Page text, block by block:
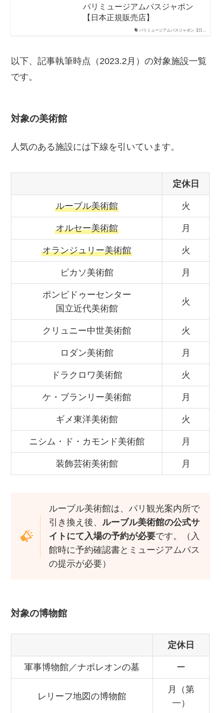
パリミュージアムパスジャポン【日…
パリミュージアムパスジャポン
【日本正規販売店】
以下、記事執筆時点（2023.2月）の対象施設一覧
です。
対象の美術館
人気のある施設には下線を引いています。
定休日
ルーブル美術館 火
オルセー美術館 月
オランジュリー美術館 火
ピカソ美術館 月
ポンピドゥーセンター
国立近代美術館
火
クリュニー中世美術館 火
ロダン美術館 月
ドラクロワ美術館 火
ケ・ブランリー美術館 月
ギメ東洋美術館 火
ニシム・ド・カモンド美術館 月
装飾芸術美術館 月
ルーブル美術館は、パリ観光案内所で
引き換え後、 ルーブル美術館の公式サ
イトにて入場の予約が必要です。（入
館時に予約確認書とミュージアムパス
の提示が必要）
対象の博物館
定休日
軍事博物館／ナポレオンの墓 ー
レリーフ地図の博物館
月（第
一）